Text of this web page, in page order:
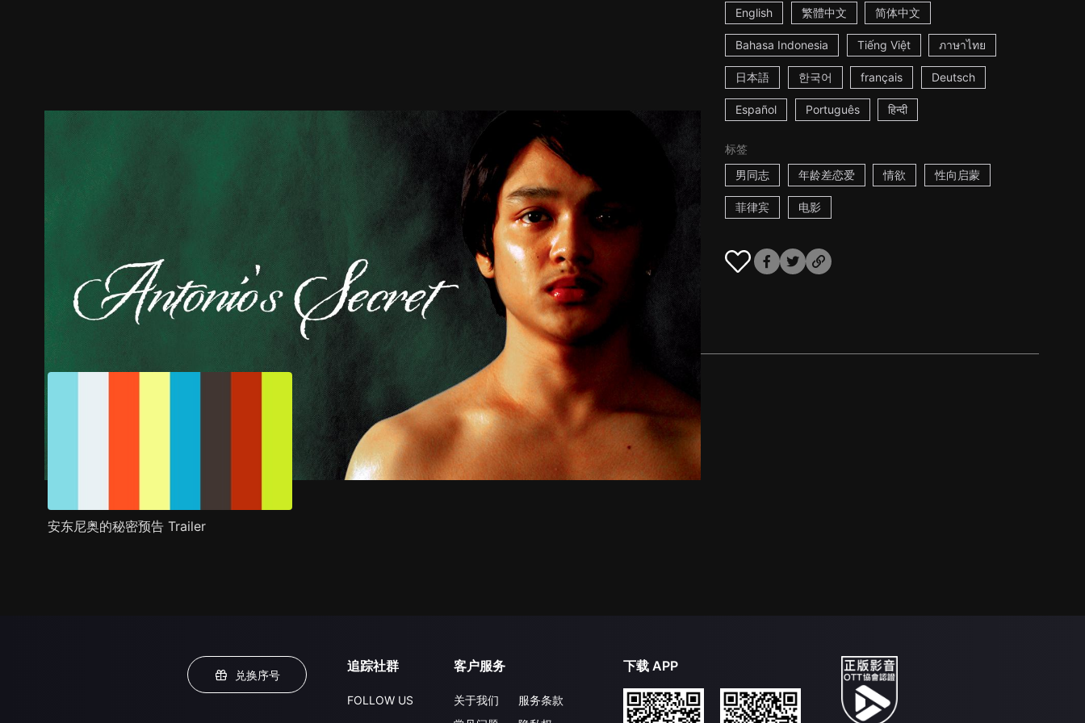
English 繁體中文 简体中文
Bahasa Indonesia Tiếng Việt ภาษาไทย
日本語 한국어 français Deutsch
Español Português हिन्दी
标签
男同志
年龄差恋爱 情欲 性向启蒙
菲律宾 电影
剧情介绍
安东尼奥的秘密预告 Trailer
兑换序号
追踪社群
FOLLOW US
客户服务
关于我们
服务条款
下载 APP